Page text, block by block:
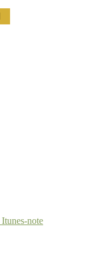
Itunes-note